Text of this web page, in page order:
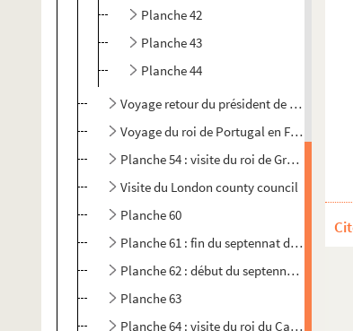
Planche 42
Planche 43
Planche 44
Voyage retour du président de la
Voyage du roi de Portugal en France
Planche 54 : visite du roi de Grèce en France
Visite du London county council
Planche 60
Planche 61 : fin du septennat d'Emile
Planche 62 : début du septennat d'Armand
Planche 63
Planche 64 : visite du roi du Cambodge